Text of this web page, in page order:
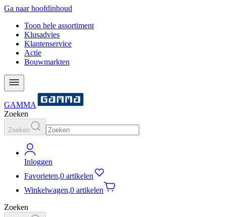
Ga naar hoofdinhoud
Toon hele assortiment
Klusadvies
Klantenservice
Actie
Bouwmarkten
GAMMA
Zoeken
Zoeken
Inloggen
Favorieten,0 artikelen
Winkelwagen,0 artikelen
Zoeken